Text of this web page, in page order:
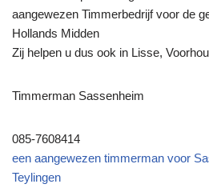
aangewezen Timmerbedrijf voor de
Hollands Midden
Zij helpen u dus ook in Lisse,
Timmerman Sassenheim
085-7608414
een aangewezen timmerman voor
Teylingen